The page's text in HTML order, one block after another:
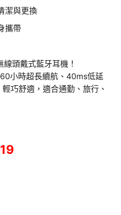
潔與更換
攜帶
頭戴式藍牙耳機！
小時超長續航、40ms低延
巧舒適，適合通勤、旅行、